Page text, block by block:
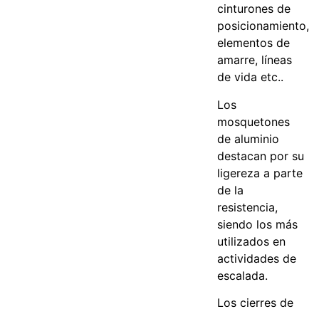
cinturones de
posicionamiento,
elementos de
amarre, líneas
de vida etc..
Los
mosquetones
de aluminio
destacan por su
ligereza a parte
de la
resistencia,
siendo los más
utilizados en
actividades de
escalada.
Los cierres de